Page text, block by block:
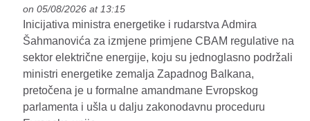
on 05/08/2026 at 13:15
Inicijativa ministra energetike i rudarstva Admira
Šahmanovića za izmjene primjene CBAM regulative na
sektor električne energije, koju su jednoglasno podržali
ministri energetike zemalja Zapadnog Balkana,
pretočena je u formalne amandmane Evropskog
parlamenta i ušla u dalju zakonodavnu proceduru